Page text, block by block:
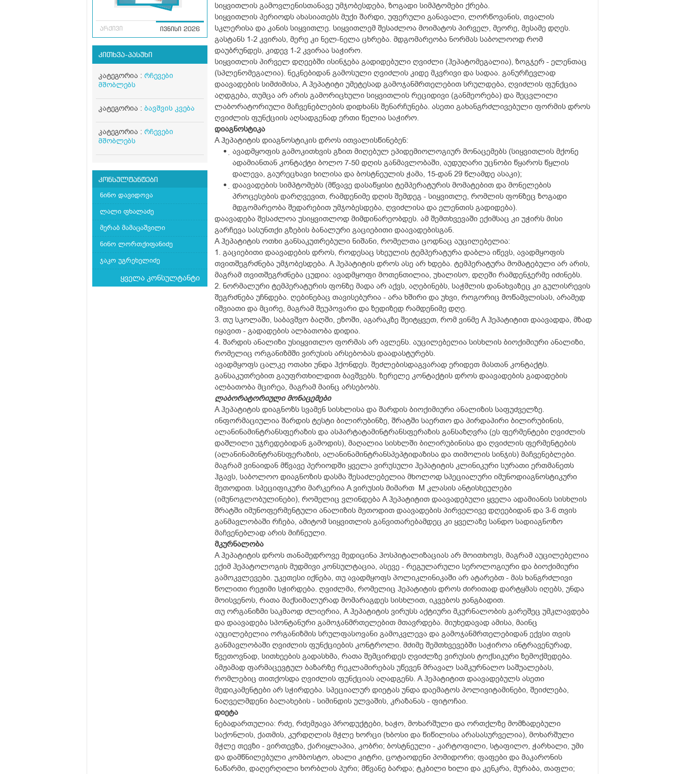
არქივი ივნისი 2026
კითხვა-პასუხი
კატეგორია : რჩევები
მშობლებს
კატეგორია : ბავშვის კვება
კატეგორია : რჩევები
მშობლებს
კონსულტანტები
ნინო დავიდოვა
ლალი ფხალაძე
მერაბ მამაცაშვილი
ნინო ლორთქიფანიძე
ჯაკო უგრეხელიძე
ყველა კონსულტანტი
სიყვითლის გამოვლენისთანავე უმჯობესდება, ზოგადი სიმპტომები ქრება.
სიყვითლის პერიოდს ახასიათებს მუქი შარდი, უფერული განავალი, ლორწოვანის, თვალის
სკლერისა და კანის სიყვითლე. სიყვითლემ შესაძლოა მოიმატოს პირველ, მეორე, მესამე დღეს.
გასტანს 1-2 კვირას, მერე კი ნელ-ნელა ცხრება. მდგომარეობა ნორმას საბოლოოდ რომ
დაუბრუნდეს, კიდევ 1-2 კვირაა საჭირო.
სიყვითლის პირველ დღეებში ისინჯება გადიდებული ღვიძლი (ჰეპატომეგალია), ზოგჯერ - ელენთაც
(სპლენომეგალია). ნეკნებიდან გამოსული ღვიძლის კიდე მკვრივი და სადაა. განურჩევლად
დაავადების სიმძიმისა, A ჰეპატიტი უმეტესად გამოჯანმრთელებით სრულდება, ღვიძლის ფუნქცია
აღდგება, თუმცა არ არის გამორიცხული სიყვითლის რეციდივი (განმეორება) და შეცვლილი
ლაბორატორიული მაჩვენებლების დიდხანს შენარჩუნება. ასეთი გახანგრძლივებული ფორმის დროს
ღვიძლის ფუნქციის აღსადგენად ერთი წელია საჭირო.
დიაგნოსტიკა
A ჰეპატიტის დიაგნოსტიკის დროს ითვალისწინებენ:
ავადმყოფის გამოკითხვის გზით მიღებულ ეპიდემიოლოგიურ მონაცემებს (სიყვითლის მქონე
ადამიანთან კონტაქტი ბოლო 7-50 დღის განმავლობაში, აუდუღარი უცნობი წყაროს წყლის
დალევა, გაურეცხავი ხილისა და ბოსტნეულის ჭამა, 15-დან 29 წლამდე ასაკი);
დაავადების სიმპტომებს (მწვავე დასაწყისი ტემპერატურის მომატებით და მონელების
პროცესების დარღვევით, რამდენიმე დღის შემდეგ - სიყვითლე, რომლის ფონზეც ზოგადი
მდგომარეობა შედარებით უმჯობესდება, ღვიძლისა და ელენთის გადიდება).
დაავადება შესაძლოა უსიყვითლოდ მიმდინარეობდეს. ამ შემთხვევაში ექიმსაც კი უჭირს მისი
გარჩევა სასუნთქი გზების ბანალური გაციებითი დაავადებისგან.
A ჰეპატიტის ოთხი განსაკუთრებული ნიშანი, რომელთა ცოდნაც აუცილებელია:
1. გაციებითი დაავადების დროს, როდესაც სხეულის ტემპერატურა დაბლა იწევს, ავადმყოფის
თვითშეგრძნება უმჯობესდება. A ჰეპატიტის დროს ასე არ ხდება. ტემპერატურა მომატებული არ არის,
მაგრამ თვითშეგრძნება ცუდია: ავადმყოფი მოთენთილია, უხალისო, დღეში რამდენჯერმე იძინებს.
2. ნორმალური ტემპერატურის ფონზე მადა არ აქვს, აღებინებს, საჭმლის დანახვაზეც კი გულისრევის
შეგრძნება უჩნდება. ღებინებაც თავისებურია - არა ხშირი და უხვი, როგორიც მოწამვლისას, არამედ
იშვიათი და მცირე, მაგრამ შეუპოვარი და ზედიზედ რამდენიმე დღე.
3. თუ სკოლაში, საბავშვო ბაღში, ეზოში, აგარაკზე შეიტყვეთ, რომ ვინმე A ჰეპატიტით დაავადდა, მზად
იყავით - გადადების ალბათობა დიდია.
4. შარდის ანალიზი უსიყვითლო ფორმას არ ავლენს. აუცილებელია სისხლის ბიოქიმიური ანალიზი,
რომელიც ორგანიზმში ვირუსის არსებობას დაადასტურებს.
ავადმყოფს ცალკე ოთახი უნდა ჰქონდეს. შეძლებისდაგვარად ერიდეთ მასთან კონტაქტს.
განსაკუთრებით გაუფრთხილდით ბავშვებს. ზერელე კონტაქტის დროს დაავადების გადადების
ალბათობა მცირეა, მაგრამ მაინც არსებობს.
ლაბორატორიული მონაცემები
A ჰეპატიტის დიაგნოზს სვამენ სისხლისა და შარდის ბიოქიმიური ანალიზის საფუძველზე.
ინფორმაციულია შარდის ტესტი ბილირუბინზე, შრატში საერთო და პირდაპირი ბილირუბინის,
ალანინამინტრანსფერაზის და ასპარტატამინტრანსფერაზის განსაზღვრა (ეს ფერმენტები ღვიძლის
დაშლილი უჯრედებიდან გამოდის), მაღალია სისხლში ბილირუბინისა და ღვიძლის ფერმენტების
(ალანინამინტრანსფერაზის, ალანინამინტრანსპეპტიდაზისა და თიმოლის სინჯის) მაჩვენებლები.
მაგრამ ვინაიდან მწვავე პერიოდში ყველა ვირუსული ჰეპატიტის კლინიკური სურათი ერთმანეთს
ჰგავს, საბოლოო დიაგნოზის დასმა შესაძლებელია მხოლოდ სპეციალური იმუნოდიაგნოსტიკური
მეთოდით. სპეციფიკური მარკერია A ვირუსის მიმართ M კლასის ანტისხეულები
(იმუნოგლობულინები), რომელიც ვლინდება A ჰეპატიტით დაავადებული ყველა ადამიანის სისხლის
შრატში იმუნოფერმენტული ანალიზის მეთოდით დაავადების პირველივე დღეებიდან და 3-6 თვის
განმავლობაში რჩება, ამიტომ სიყვითლის განვითარებამდეც კი ყველაზე სანდო სადიაგნოზო
მაჩვენებლად არის მიჩნეული.
მკურნალობა
A ჰეპატიტის დროს თანამედროვე მედიცინა ჰოსპიტალიზაციას არ მოითხოვს, მაგრამ აუცილებელია
ექიმ ჰეპატოლოგის მუდმივი კონსულტაცია, ასევე - რეგულარული სეროლოგიური და ბიოქიმიური
გამოკვლევები. უკეთესი იქნება, თუ ავადმყოფს პოლიკლინიკაში არ ატარებთ - მას ხანგრძლივი
წოლითი რეჟიმი სჭირდება. ღვიძლმა, რომელიც ჰეპატიტის დროს ძირითად დარტყმას იღებს, უნდა
მოისვენოს, რათა მაქსიმალურად მომარაგდეს სისხლით, იკვებოს ჟანგბადით.
თუ ორგანიზმი საკმაოდ ძლიერია, A ჰეპატიტის ვირუსს აქტიური მკურნალობის გარეშეც უმკლავდება
და დაავადება სპონტანური გამოჯანმრთელებით მთავრდება. მიუხედავად ამისა, მაინც
აუცილებელია ორგანიზმის სრულფასოვანი გამოკვლევა და გამოჯანმრთელებიდან ექვსი თვის
განმავლობაში ღვიძლის ფუნქციების კონტროლი. მძიმე შემთხვევებში საჭიროა ინტრავენურად,
წვეთოვნად, სითხეების გადასხმა, რათა შემცირდეს ღვიძლზე ვირუსის ტოქსიკური ზემოქმედება.
ამჟამად ფარმაცევტულ ბაზარზე რეკლამირებას უწევენ მრავალ სამკურნალო საშუალებას,
რომლებიც თითქოსდა ღვიძლის ფუნქციას აღადგენს. A ჰეპატიტით დაავადებულს ასეთი
მედიკამენტები არ სჭირდება. სპეციალურ დიეტას უნდა დაემატოს პოლივიტამინები, შეიძლება,
ნაღველმდენი ბალახების - სიმინდის ულვაშის, კრაზანას - ფიტოჩაი.
დიეტა
ნებადართულია: რძე, რძემჟავა პროდუქტები, ხაჭო, მოხარშული და ორთქლზე მომზადებული
საქონლის, ქათმის, კურდღლის მჭლე ხორცი (ხბოსი და წიწილისა არასასურველია), მოხარშული
მჭლე თევზი - ვირთევზა, ქარიყლაპია, კობრი; ბოსტნეული - კარტოფილი, სტაფილო, ჭარხალი, უმი
და დამწნილებული კომბოსტო, ახალი კიტრი, ცოტაოდენი პომიდორი; ფაფები და მაკარონის
ნაწარმი, დაღერღილი ხორბლის პური; მწვანე ბარდა; ტკბილი ხილი და კენკრა, მურაბა, თაფლი;